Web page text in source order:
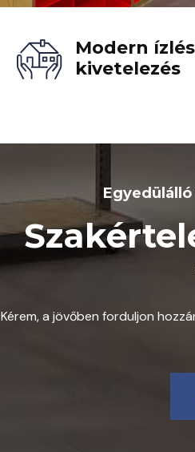
Modern
kivetelezés
Kérem, a jövőben forduljon